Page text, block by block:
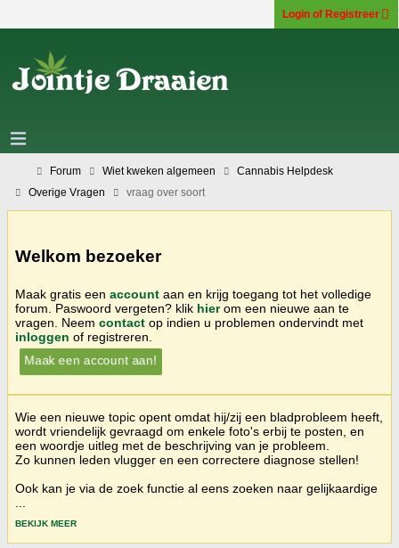
Login of Registreer
Forum Wiet kweken algemeen
Cannabis Helpdesk
Overige Vragen
vraag over soort
Welkom bezoeker
Maak gratis een account aan en krijg toegang tot het volledige
forum. Paswoord vergeten? klik hierom een nieuwe aan te
vragen. Neem contact op indien u problemen ondervindt met
inloggen of registreren.
Maak een account aan!
Wie een nieuwe topic opent omdat hij/zij een bladprobleem heeft,
wordt vriendelijk gevraagd om enkele foto's erbij te posten, en
een woordje uitleg met de beschrijving van je probleem.
Zo kunnen leden vlugger en een correctere diagnose stellen!
Ook kan je via de zoek functie al eens zoeken naar gelijkaardige
BEKIJK MEER